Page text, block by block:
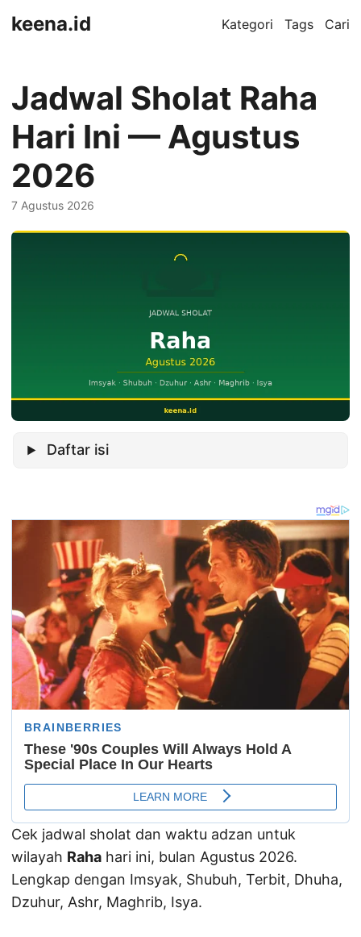
keena.id Kategori Tags Cari
Jadwal Sholat Raha
Hari Ini — Agustus
2026
7 Agustus 2026
Daftar isi
Cek jadwal sholat dan waktu adzan untuk
wilayah Raha hari ini, bulan Agustus 2026.
Lengkap dengan Imsyak, Shubuh, Terbit, Dhuha,
Dzuhur, Ashr, Maghrib, Isya.